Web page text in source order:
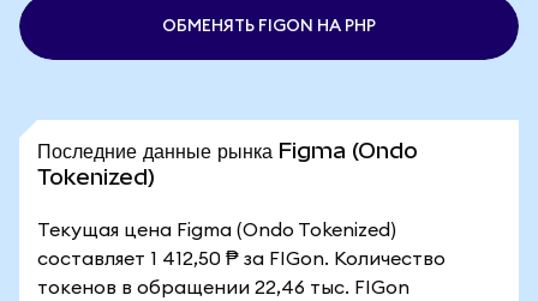
ОБМЕНЯТЬ FIGON НА PHP
Последние данные рынка Figma (Ondo
Tokenized)
Текущая цена Figma (Ondo Tokenized)
составляет 1 412,50 ₱ за FIGon. Количество
токенов в обращении 22,46 тыс. FIGon